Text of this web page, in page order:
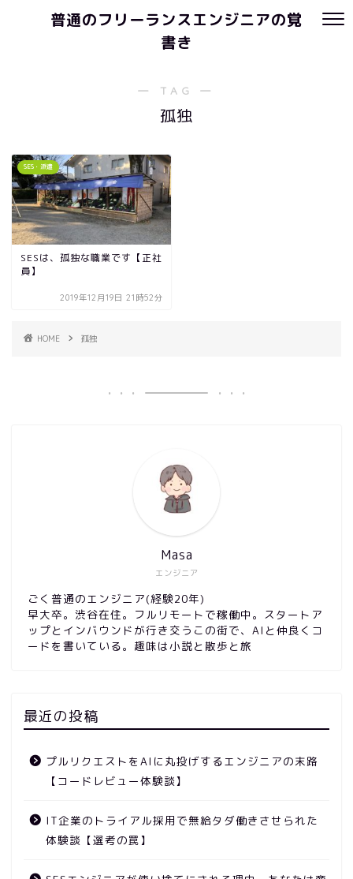
普通のフリーランスエンジニアの覚
書き
― TAG ―
孤独
SES・派遣
SESは、孤独な職業です【正社
員】
2019年12月19日 21時52分
HOME 孤独
エンジニア
Masa
ごく普通のエンジニア(経験20年)
早大卒。渋谷在住。フルリモートで稼働中。スタートア
ップとインバウンドが行き交うこの街で、AIと仲良くコ
ードを書いている。趣味は小説と散歩と旅
最近の投稿
プルリクエストをAIに丸投げするエンジニアの末路
【コードレビュー体験談】
IT企業のトライアル採用で無給タダ働きさせられた
体験談【選考の罠】